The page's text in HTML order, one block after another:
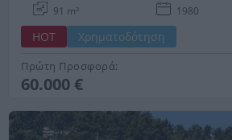
91 m² 1980
HOT Χρηματοδότηση
Πρώτη Προσφορά:
60.000 €